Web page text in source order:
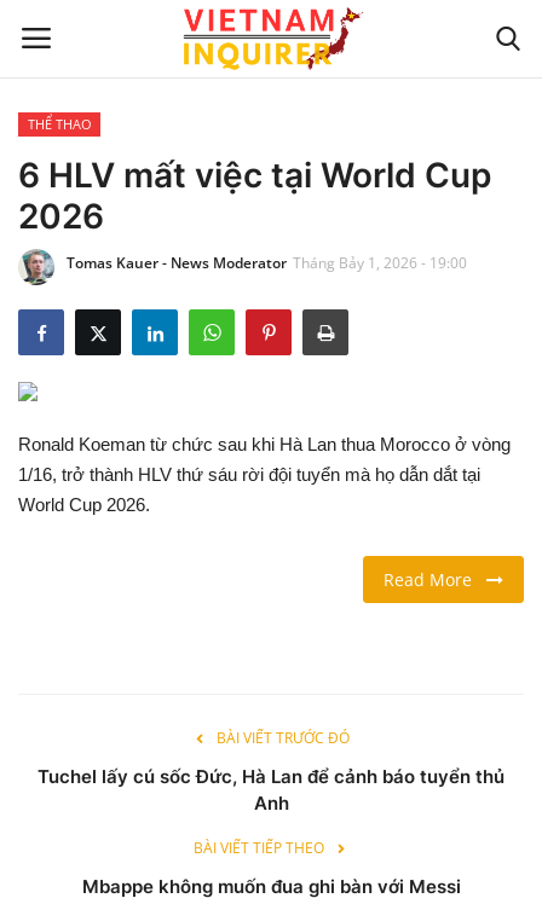
Trang chủ
Liên hệ
TIN TỨC THẾ GIỚI
CẬP NHẬT
CÔNG NGHỆ
Ngôn ngữ
THỂ THAO
6 HLV mất việc tại World Cup
2026
Tomas Kauer - News Moderator Tháng Bảy 1, 2026 - 19:00
Ronald Koeman từ chức sau khi Hà Lan thua Morocco ở vòng
1/16, trở thành HLV thứ sáu rời đội tuyển mà họ dẫn dắt tại
World Cup 2026.
Read More
BÀI VIẾT TRƯỚC ĐÓ
Tuchel lấy cú sốc Đức, Hà Lan để cảnh báo tuyển thủ
Anh
BÀI VIẾT TIẾP THEO
Mbappe không muốn đua ghi bàn với Messi